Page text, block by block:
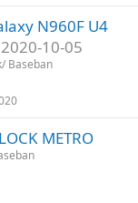
N960F U4
2020-10-05
Baseban
METRO